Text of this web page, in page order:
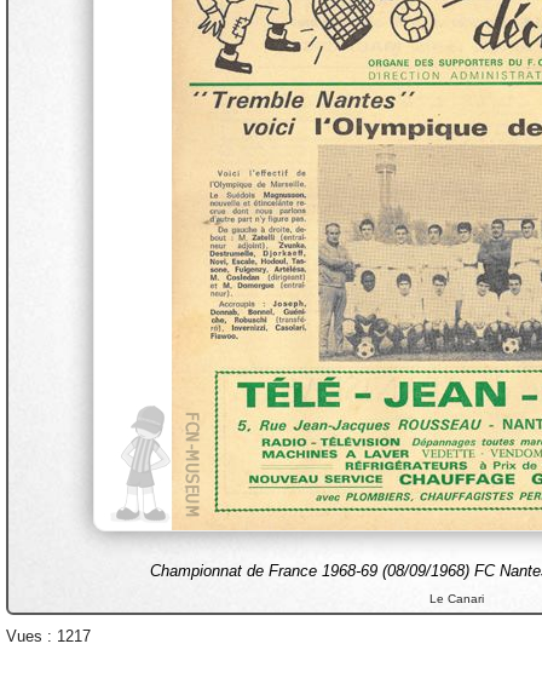
Championnat de France 1968-69 (08/09/1968) FC
Le Canari
Vues : 1217